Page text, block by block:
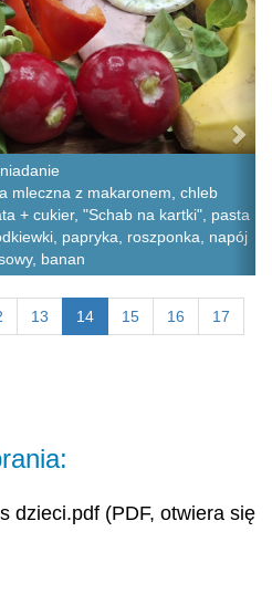
mleczna z makaronem, chleb
+ cukier, "Schab na kartki", pasta
papryka, roszponka, napój
banan
13 14 15 16 17
dzieci.pdf (PDF, otwiera się